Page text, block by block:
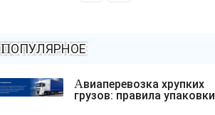
ПОПУЛЯРНОЕ
Авиаперевозка хрупких
грузов: правила упаковки